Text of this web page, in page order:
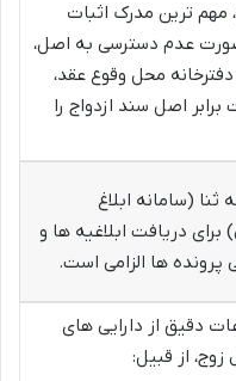
مهم ترین مدرک اثبات
عدم دسترسی به اصل،
محل وقوع عقد،
اصل سند ازدواج را
ثنا (سامانه ابلاغ
برای دریافت ابلاغیه ها و
پرونده ها الزامی است.
دقیق از دارایی های
زوج، از قبیل: